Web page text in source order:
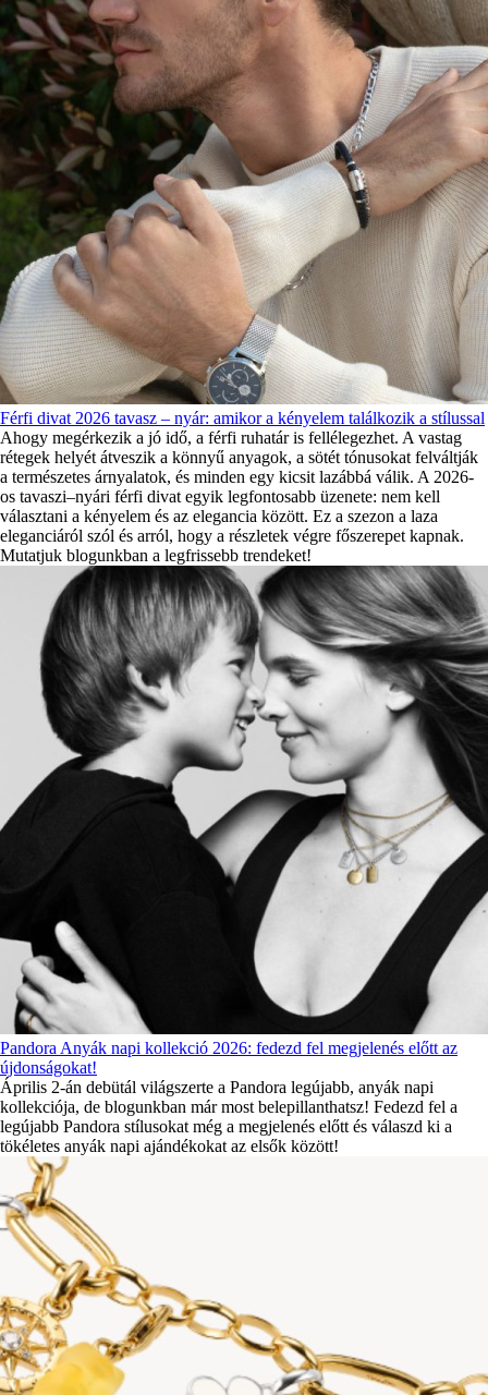
Férfi divat 2026 tavasz – nyár: amikor a kényelem találkozik a stílussal
Ahogy megérkezik a jó idő, a férfi ruhatár is fellélegezhet. A vastag
rétegek helyét átveszik a könnyű anyagok, a sötét tónusokat felváltják
a természetes árnyalatok, és minden egy kicsit lazábbá válik. A 2026-
os tavaszi–nyári férfi divat egyik legfontosabb üzenete: nem kell
választani a kényelem és az elegancia között. Ez a szezon a laza
eleganciáról szól és arról, hogy a részletek végre főszerepet kapnak.
Mutatjuk blogunkban a legfrissebb trendeket!
Pandora Anyák napi kollekció 2026: fedezd fel megjelenés előtt az
újdonságokat!
Április 2-án debütál világszerte a Pandora legújabb, anyák napi
kollekciója, de blogunkban már most belepillanthatsz! Fedezd fel a
legújabb Pandora stílusokat még a megjelenés előtt és válaszd ki a
tökéletes anyák napi ajándékokat az elsők között!